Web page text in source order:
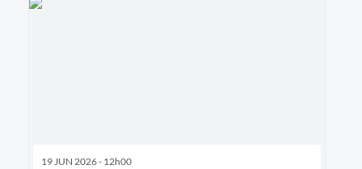
19 JUN 2026 - 12h00